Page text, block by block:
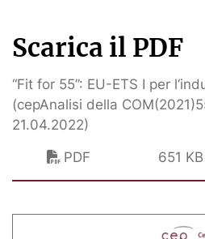
Scarica il PDF
“Fit for 55”: EU-ETS I per
(cepAnalisi della
21.04.2022)
PDF
651 KB